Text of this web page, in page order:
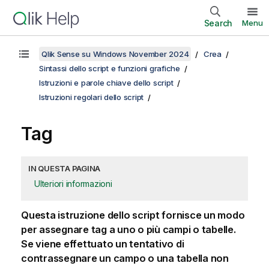
Search Menu
Qlik Sense su Windows November 2024
Crea
Sintassi dello script e funzioni grafiche
Istruzioni e parole chiave dello script
Istruzioni regolari dello script
Tag
IN QUESTA PAGINA
Ulteriori informazioni
Questa istruzione dello script fornisce un modo
per assegnare tag a uno o più campi o tabelle.
Se viene effettuato un tentativo di
contrassegnare un campo o una tabella non